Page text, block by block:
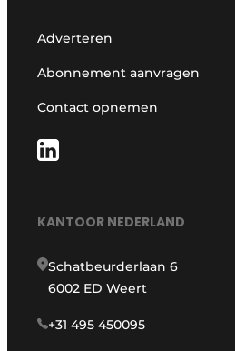
Adverteren
Abonnement aanvragen
Contact opnemen
KANTOOR NEDERLAND
Schatbeurderlaan 6
6002 ED Weert
+31 495 450095